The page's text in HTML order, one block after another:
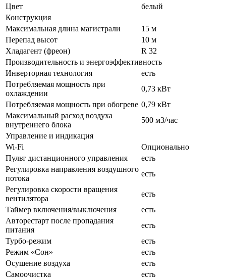
Цвет
белый
Конструкция
Максимальная длина магистрали
15 м
Перепад высот
10 м
Хладагент (фреон)
R 32
Производительность и энергоэффективность
Инверторная технология
есть
Потребляемая мощность при
охлаждении
0,73 кВт
Потребляемая мощность при обогреве 0,79 кВт
Максимальный расход воздуха
внутреннего блока
500 м3/час
Управление и индикация
Wi-Fi
Опционально
Пульт дистанционного управления
есть
Регулировка направления воздушного
потока
есть
Регулировка скорости вращения
вентилятора
есть
Таймер включения/выключения
есть
Авторестарт после пропадания
питания
есть
Турбо-режим
есть
Режим «Сон»
есть
Осушение воздуха
есть
Самоочистка
есть